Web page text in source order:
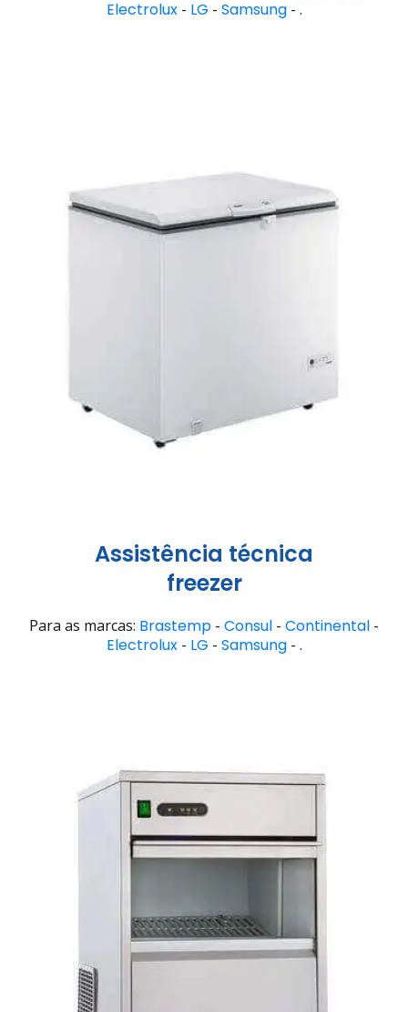
Electrolux- LG - Samsung- .
Assistência técnica
freezer
Para as marcas: Brastemp - Consul - Continental -
Electrolux- LG - Samsung- .